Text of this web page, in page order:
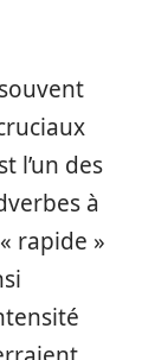
l’un des
à
rapide »